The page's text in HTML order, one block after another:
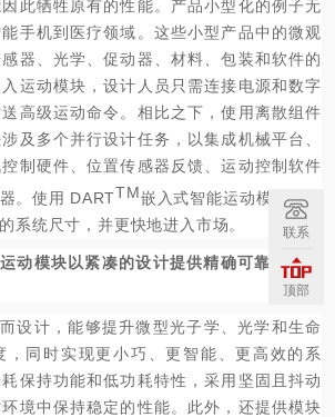
此牺牲原有的性能。产品小型化的例子无
手机到医疗领域。这些小型产品中的微观
器、光学、促动器、材料、包装和软件的
运动模块，设计人员只需连接电源和数字
高级运动命令。相比之下，使用离散组件
及多个并行设计任务，以集成机械平台、
制硬件、位置传感器反馈、运动控制软件
。使用 DARTTM嵌入式智能运动模块，您
系统尺寸，并更快地进入市场。
动模块以紧凑的设计提供精确可靠的运动
设计，能够提升微型光子学、光学和生命
，同时实现更小巧、更智能、更高效的系
保持功能和低功耗特性，采用坚固且抖动
境中保持稳定的性能。此外，还提供模块
联系
顶部